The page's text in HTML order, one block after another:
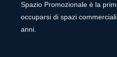
Spazio Promozionale è la
occuparsi di spazi
anni.